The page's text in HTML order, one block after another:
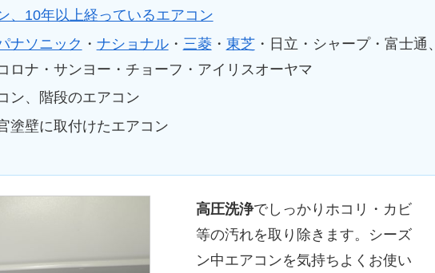
、10年以上経っているエアコン
ナソニック ・ ナショナル・ 三菱・ 東芝・日立・シャープ・富士通、
ロナ・サンヨー・チョーフ・アイリスオーヤマ
ン、階段のエアコン
塗壁に取付けたエアコン
高圧洗浄でしっかりホコリ・カビ
等の汚れを取り除きます。シーズ
ン中エアコンを気持ちよくお使い